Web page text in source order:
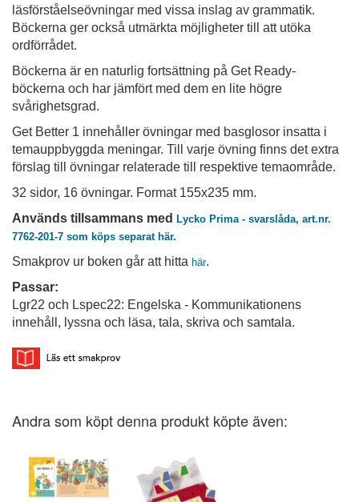
läsförståelseövningar med vissa inslag av grammatik.
Böckerna ger också utmärkta möjligheter till att utöka
ordförrådet.
Böckerna är en naturlig fortsättning på Get Ready-
böckerna och har jämfört med dem en lite högre
svårighetsgrad.
Get Better 1 innehåller övningar med basglosor insatta i
temauppbyggda meningar. Till varje övning finns det extra
förslag till övningar relaterade till respektive temaområde.
32 sidor, 16 övningar. Format 155x235 mm.
Används tillsammans med Lycko Prima - svarslåda, art.nr.
7762-201-7 som köps separat här.
Smakprov ur boken går att hitta här.
Passar:
Lgr22 och Lspec22: Engelska - Kommunikationens
innehåll, lyssna och läsa, tala, skriva och samtala.
Andra som köpt denna produkt köpte även: